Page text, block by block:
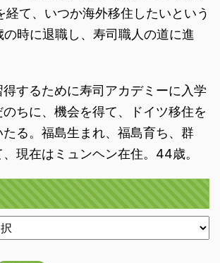
経て、いつか海外移住したいという
時に退職し、寿司職人の道に進
するために寿司アカデミーに入学
のちに、機会を得て、ドイツ移住を
る。福島生まれ、福島育ち、群
現在はミュンヘン在住。44歳。